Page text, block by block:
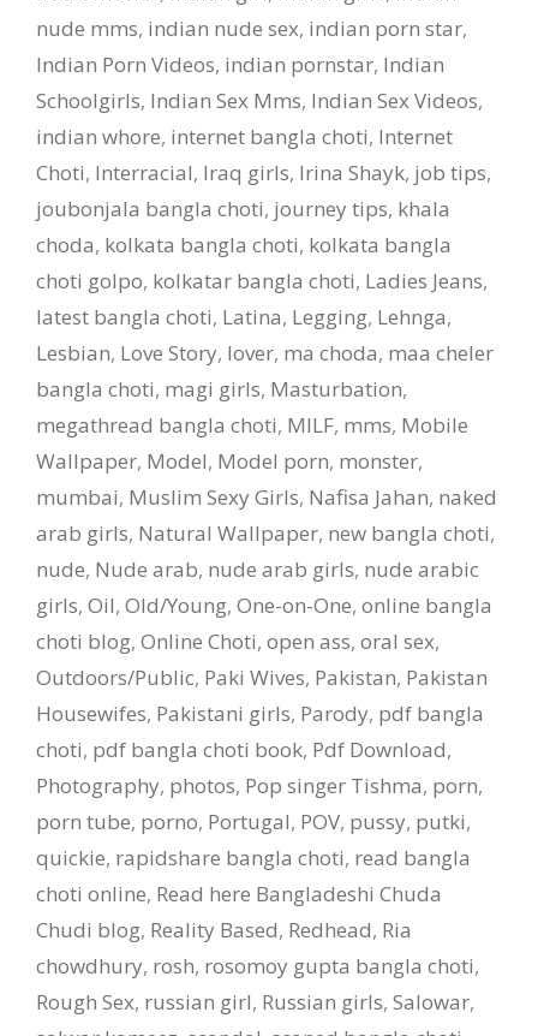
nude mms, indian nude sex, indian porn star,
Indian Porn Videos, indian pornstar, Indian
Schoolgirls, Indian Sex Mms, Indian Sex Videos,
indian whore, internet bangla choti, Internet
Choti, Interracial, Iraq girls, Irina Shayk, job tips,
joubonjala bangla choti, journey tips, khala
choda, kolkata bangla choti, kolkata bangla
choti golpo, kolkatar bangla choti, Ladies Jeans,
latest bangla choti, Latina, Legging, Lehnga,
Lesbian, Love Story, lover, ma choda, maa cheler
bangla choti, magi girls, Masturbation,
megathread bangla choti, MILF, mms, Mobile
Wallpaper, Model, Model porn, monster,
mumbai, Muslim Sexy Girls, Nafisa Jahan, naked
arab girls, Natural Wallpaper, new bangla choti,
nude, Nude arab, nude arab girls, nude arabic
girls, Oil, Old/Young, One-on-One, online bangla
choti blog, Online Choti, open ass, oral sex,
Outdoors/Public, Paki Wives, Pakistan, Pakistan
Housewifes, Pakistani girls, Parody, pdf bangla
choti, pdf bangla choti book, Pdf Download,
Photography, photos, Pop singer Tishma, porn,
porn tube, porno, Portugal, POV, pussy, putki,
quickie, rapidshare bangla choti, read bangla
choti online, Read here Bangladeshi Chuda
Chudi blog, Reality Based, Redhead, Ria
chowdhury, rosh, rosomoy gupta bangla choti,
Rough Sex, russian girl, Russian girls, Salowar,